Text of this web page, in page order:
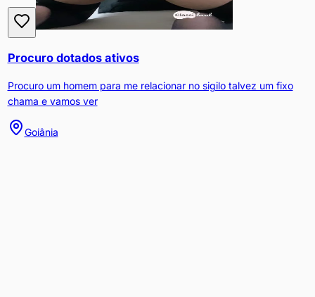
Procuro dotados ativos
Procuro um homem para me relacionar no sigilo talvez um fixo
chama e vamos ver
Goiânia